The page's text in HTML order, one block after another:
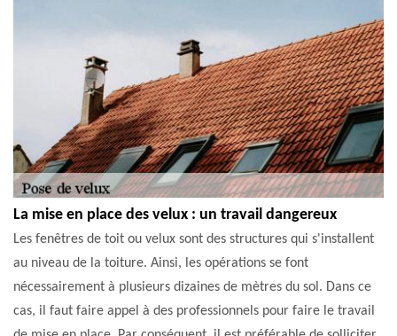
La mise en place des velux : un travail dangereux
Les fenêtres de toit ou velux sont des structures qui s'installent
au niveau de la toiture. Ainsi, les opérations se font
nécessairement à plusieurs dizaines de mètres du sol. Dans ce
cas, il faut faire appel à des professionnels pour faire le travail